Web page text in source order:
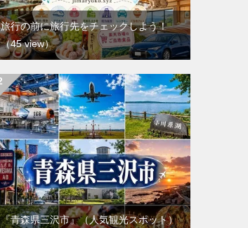
旅行の前に旅行先をチェックしよう！
（45 view）
『青森県三沢市』（人気観光スポット）